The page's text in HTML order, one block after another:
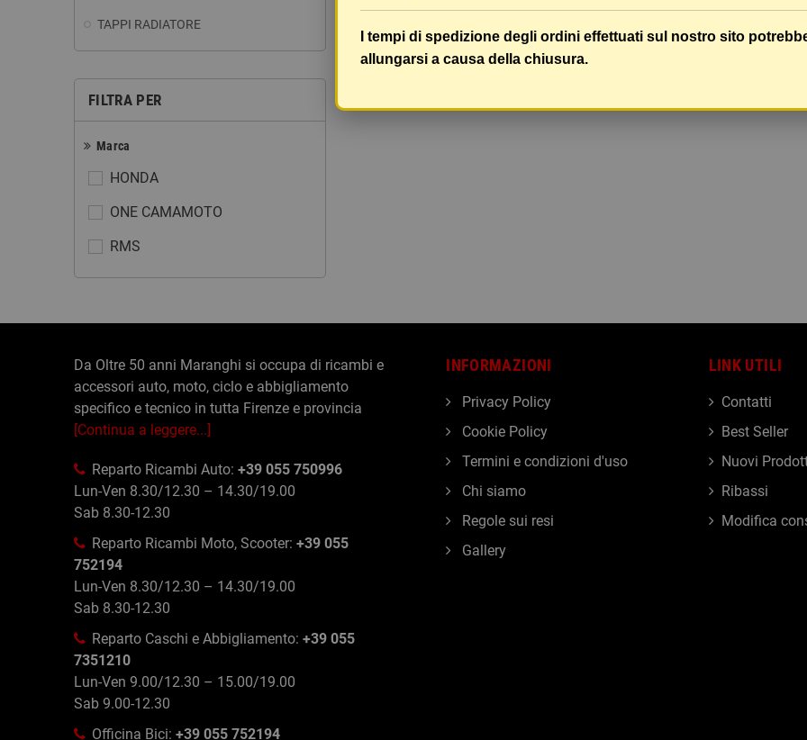
TAPPI RADIATORE
FILTRA PER
Marca
HONDA
ONE CAMAMOTO
RMS
I tempi di spedizione degli ordini effettuati sul nostro sito
allungarsi a causa della chiusura.
Da Oltre 50 anni Maranghi si occupa di ricambi e
accessori auto, moto, ciclo e abbigliamento
specifico e tecnico in tutta Firenze e provincia
[Continua a leggere...]
Reparto Ricambi Auto: +39 055 750996
Lun-Ven 8.30/12.30 – 14.30/19.00
Sab 8.30-12.30
Reparto Ricambi Moto, Scooter: +39 055
752194
Lun-Ven 8.30/12.30 – 14.30/19.00
Sab 8.30-12.30
Reparto Caschi e Abbigliamento: +39 055
7351210
Lun-Ven 9.00/12.30 – 15.00/19.00
Sab 9.00-12.30
Officina Bici: +39 055 752194
LINK UTILI
Contatti
Best Seller
Nuovi
Ribassi
Modifica
INFORMAZIONI
Privacy Policy
Cookie Policy
Termini e condizioni d'uso
Chi siamo
Regole sui resi
Gallery